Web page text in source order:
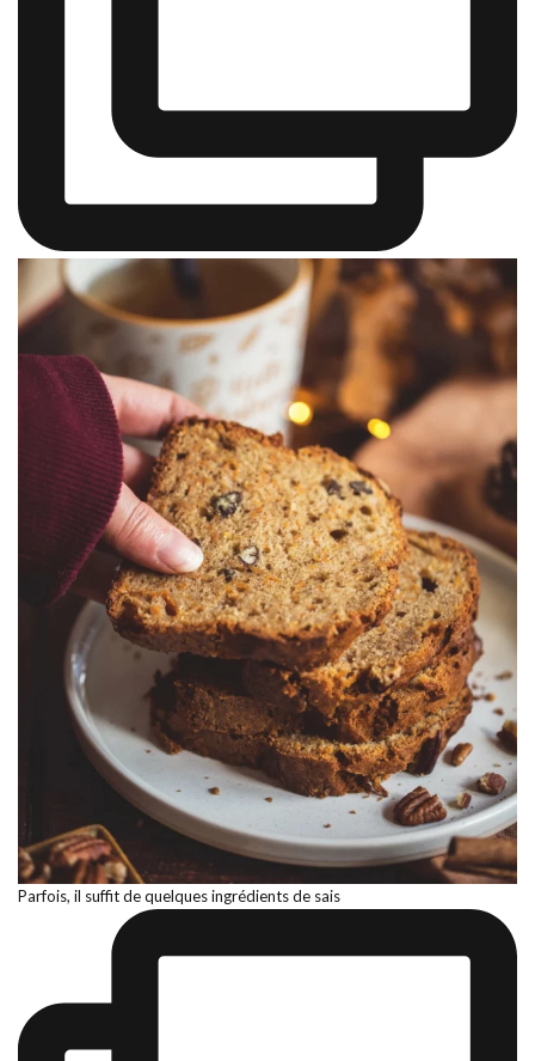
Parfois, il suffit de quelques ingrédients de sais